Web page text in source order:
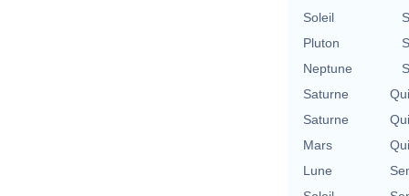
Soleil
Pluton
Neptune
Saturne
Saturne
Mars
Lune